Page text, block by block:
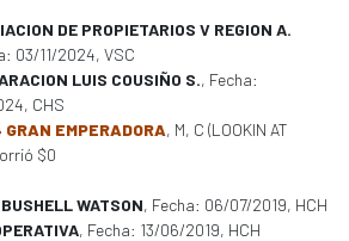
DE PROPIETARIOS V REGION A.
03/11/2024, VSC
LUIS COUSIÑO S., Fecha:
CHS
EMPERADORA, M, C (LOOKIN AT
$0
WATSON, Fecha: 06/07/2019, HCH
, Fecha: 13/06/2019, HCH